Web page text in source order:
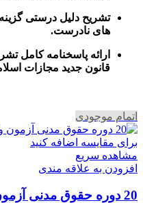
تشریح دلیل درستی
های نادرست.
ارائه پاسخنامه کامل
قانون جدید مجازات
اتمام موجودی
برای مقایسه اضافه کنید
مشاهده سریع
افزودن به علاقه مندی
20 دوره حقوق مدنی آزمون وکالت – تجارت